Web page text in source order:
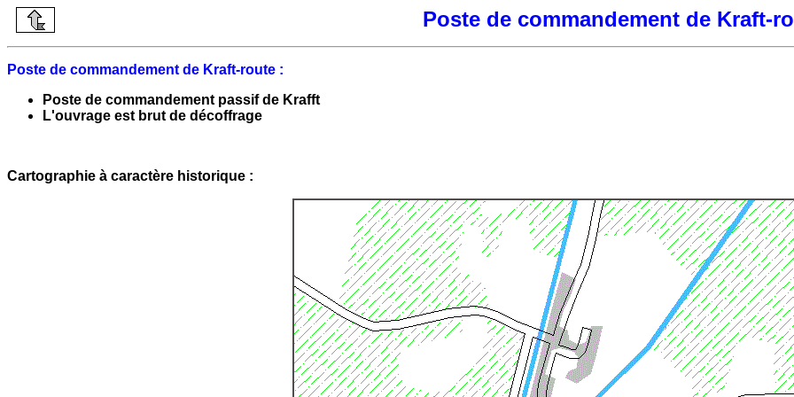
Poste de commandement de Kraft-
Poste de commandement de Kraft-route :
Poste de commandement passif de Krafft
L'ouvrage est brut de décoffrage
Cartographie à caractère historique :